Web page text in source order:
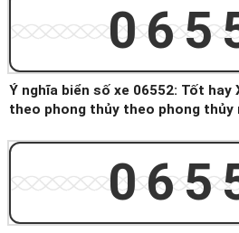
Ý nghĩa biển số xe 06552: Tốt hay
theo phong thủy theo phong thủy